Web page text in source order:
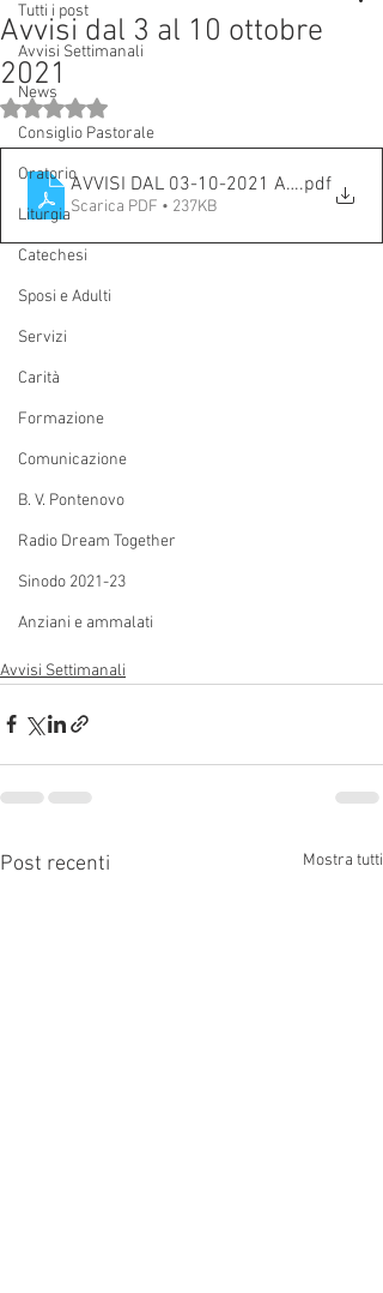
Tutti i post
Avvisi Settimanali
News
Consiglio Pastorale
Oratorio
Liturgia
Catechesi
Sposi e Adulti
Servizi
Carità
Formazione
Comunicazione
B. V. Pontenovo
Radio Dream Together
Sinodo 2021-23
Anziani e ammalati
Avvisi dal 3 al 10 ottobre
2021
Valutazione NaN stelle su 5.
AVVISI DAL 03-10-2021 AL 10-10-
.pdf
Scarica PDF • 237KB
Avvisi Settimanali
Post recenti Mostra tutti